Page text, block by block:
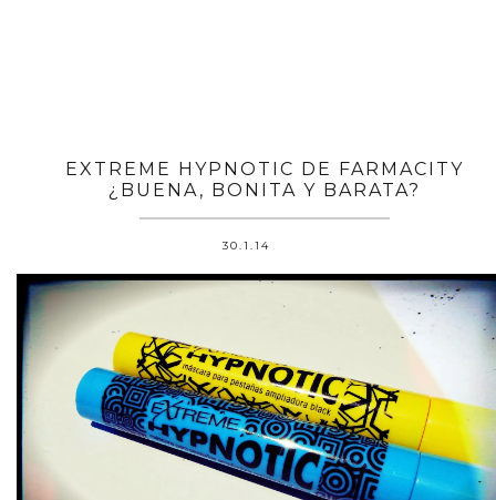
EXTREME HYPNOTIC DE FARMACITY
¿BUENA, BONITA Y BARATA?
30.1.14